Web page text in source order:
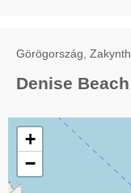
Görögország,
Denise
+
−